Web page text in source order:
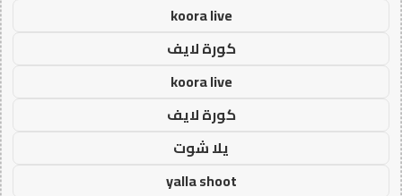
koora live
كورة لايف
koora live
كورة لايف
يلا شوت
yalla shoot